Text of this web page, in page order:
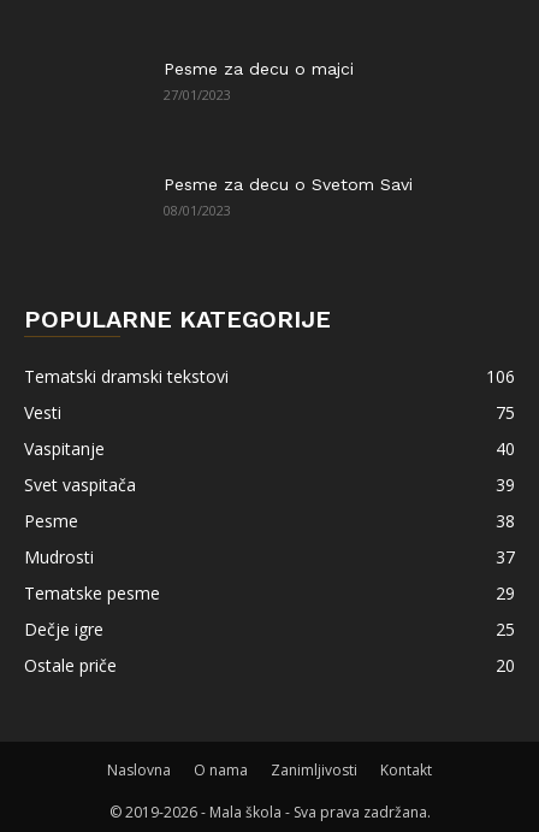
Pesme za decu o majci
27/01/2023
Pesme za decu o Svetom Savi
08/01/2023
POPULARNE KATEGORIJE
Tematski dramski tekstovi
106
Vesti
75
Vaspitanje
40
Svet vaspitača
39
Pesme
38
Mudrosti
37
Tematske pesme
29
Dečje igre
25
Ostale priče
20
Naslovna O nama Zanimljivosti Kontakt
© 2019-2026 - Mala škola - Sva prava zadržana.